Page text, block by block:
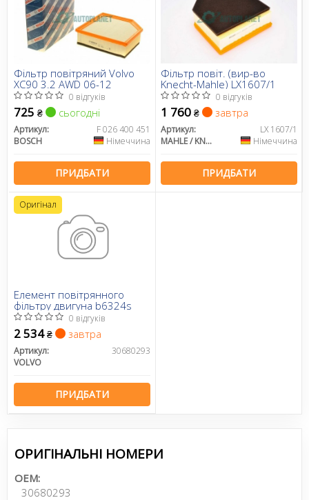
Фільтр повітряний Volvo
XC90 3.2 AWD 06-12
0 відгуків
725 ₴ сьогодні
Артикул:
F 026 400 451
BOSCH
Німеччина
ПРИДБАТИ
Фільтр повіт. (вир-во
Knecht-Mahle) LX1607/1
0 відгуків
1 760 ₴ завтра
Артикул:
LX 1607/1
MAHLE / KNECHT
Німеччина
ПРИДБАТИ
Елемент повітрянного
фільтру двигуна b6324s
0 відгуків
2 534₴ завтра
Артикул:
30680293
VOLVO
ПРИДБАТИ
Оригінал
ОРИГІНАЛЬНІ НОМЕРИ
OEM:
30680293